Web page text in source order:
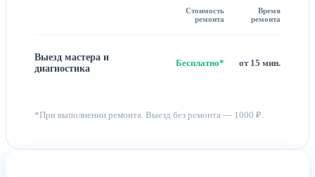
Стоимость
ремонта
Время
ремонта
Выезд мастера и
диагностика
Бесплатно* от 15 мин.
*При выполнении ремонта. Выезд без ремонта — 1000 ₽.